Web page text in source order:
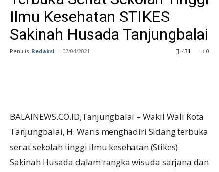
Ilmu Kesehatan STIKES
Sakinah Husada Tanjungbalai
Penulis Redaksi - 07/04/2021 0
431
BALAINEWS.CO.ID,Tanjungbalai – Wakil Wali Kota
Tanjungbalai, H. Waris menghadiri Sidang terbuka
senat sekolah tinggi ilmu kesehatan (Stikes)
Sakinah Husada dalam rangka wisuda sarjana dan